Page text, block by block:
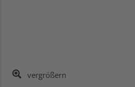
vergrößern